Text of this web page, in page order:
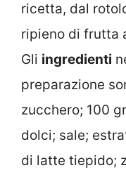
ricetta, dal
ripieno di frutta
Gli ingredienti
preparazione
zucchero; 100
dolci; sale;
di latte tiepido;